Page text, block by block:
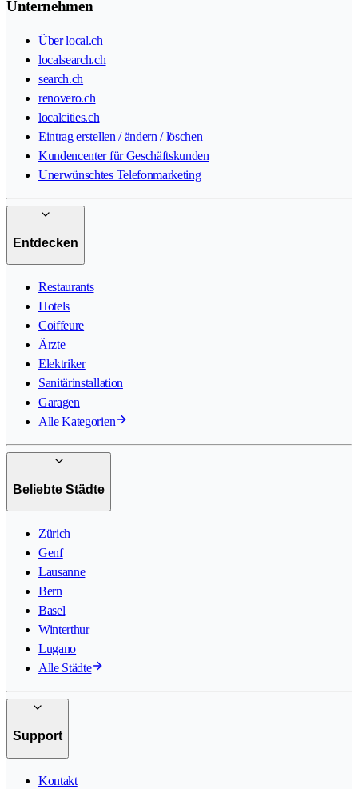
Unternehmen
Über local.ch
localsearch.ch
search.ch
renovero.ch
localcities.ch
Eintrag erstellen / ändern / löschen
Kundencenter für Geschäftskunden
Unerwünschtes Telefonmarketing
Entdecken
Restaurants
Hotels
Coiffeure
Ärzte
Elektriker
Sanitärinstallation
Garagen
Alle Kategorien
Beliebte Städte
Zürich
Genf
Lausanne
Bern
Basel
Winterthur
Lugano
Alle Städte
Support
Kontakt